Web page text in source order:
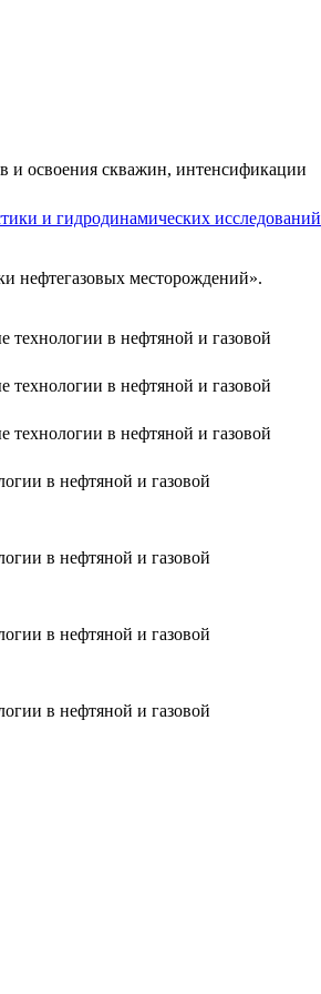
и освоения скважин, интенсификации
и гидродинамических исследований
нефтегазовых месторождений».
в нефтяной и газовой
в нефтяной и газовой
в нефтяной и газовой
в нефтяной и газовой
в нефтяной и газовой
в нефтяной и газовой
в нефтяной и газовой